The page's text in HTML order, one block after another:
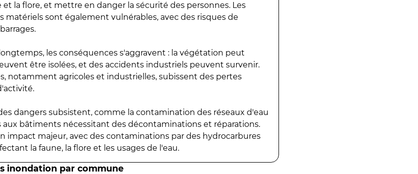
la flore, et mettre en danger la sécurité des personnes. Les
matériels sont également vulnérables, avec des risques de
les conséquences s'aggravent : la végétation peut
être isolées, et des accidents industriels peuvent survenir.
notamment agricoles et industrielles, subissent des pertes
dangers subsistent, comme la contamination des réseaux d'eau
bâtiments nécessitant des décontaminations et réparations.
impact majeur, avec des contaminations par des hydrocarbures
la faune, la flore et les usages de l'eau.
inondation par commune